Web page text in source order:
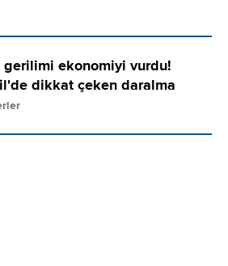
gerilimi ekonomiyi vurdu!
dikkat çeken daralma